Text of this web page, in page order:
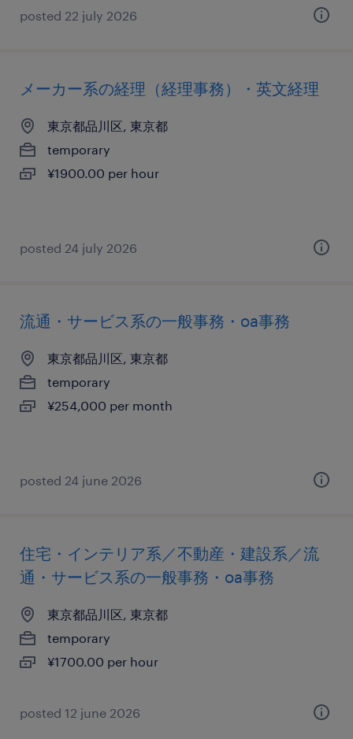
posted 22 july 2026
メーカー系の経理（経理事務）・英文経理
東京都品川区, 東京都
temporary
¥1900.00 per hour
posted 24 july 2026
流通・サービス系の一般事務・oa事務
東京都品川区, 東京都
temporary
¥254,000 per month
posted 24 june 2026
住宅・インテリア系／不動産・建設系／流
通・サービス系の一般事務・oa事務
東京都品川区, 東京都
temporary
¥1700.00 per hour
posted 12 june 2026